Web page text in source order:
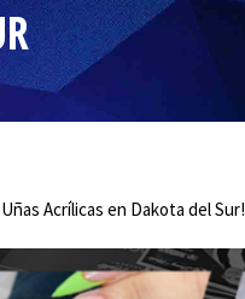
Acrílicas en Dakota del Sur!